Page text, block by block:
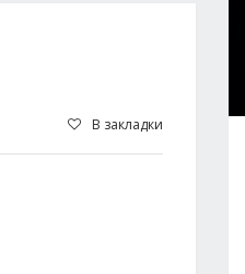
В закладки